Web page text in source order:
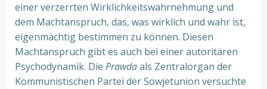
einer verzerrten Wirklichkeitswahrnehmung und
dem Machtanspruch, das, was wirklich und wahr ist,
eigenmächtig bestimmen zu können. Diesen
Machtanspruch gibt es auch bei einer autoritären
Psychodynamik. Die Prawdaals Zentralorgan der
Kommunistischen Partei der Sowjetunion versuchte